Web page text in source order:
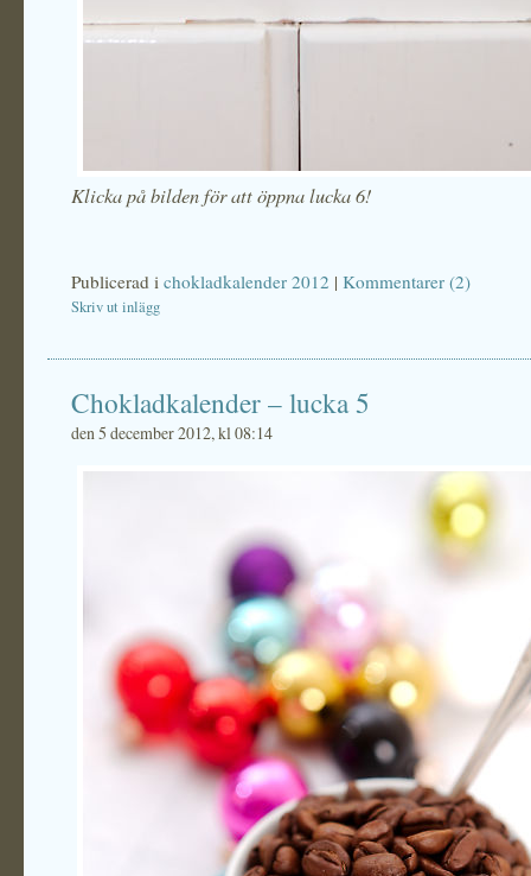
Klicka på bilden för att öppna lucka 6!
Publicerad i chokladkalender 2012 | Kommentarer (2)
Skriv ut inlägg
Chokladkalender – lucka 5
den 5 december 2012, kl 08:14